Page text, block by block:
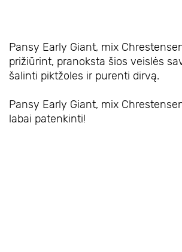
Pansy Early Giant, mix
prižiūrint, pranoksta šios veislės
šalinti piktžoles ir purenti dirvą.
Pansy Early Giant, mix
labai patenkinti!